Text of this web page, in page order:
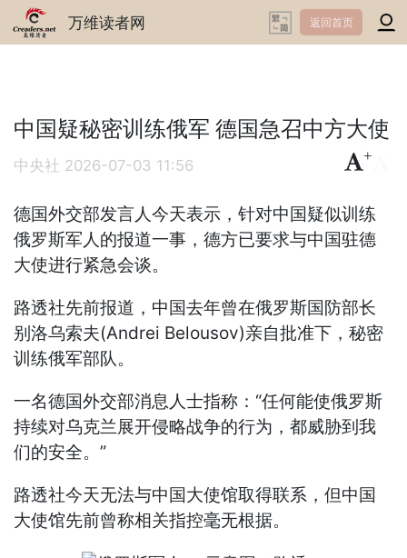
万维读者网 返回首页
中国疑秘密训练俄军 德国急召中方大使
中央社 2026-07-03 11:56
+
德国外交部发言人今天表示，针对中国疑似训练
俄罗斯军人的报道一事，德方已要求与中国驻德
大使进行紧急会谈。
路透社先前报道，中国去年曾在俄罗斯国防部长
别洛乌索夫(Andrei Belousov)亲自批准下，秘密
训练俄军部队。
一名德国外交部消息人士指称：“任何能使俄罗斯
持续对乌克兰展开侵略战争的行为，都威胁到我
们的安全。”
路透社今天无法与中国大使馆取得联系，但中国
大使馆先前曾称相关指控毫无根据。